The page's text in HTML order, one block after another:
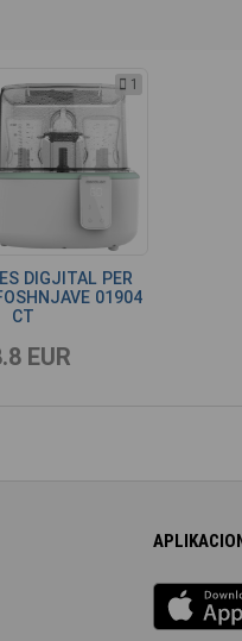
1
DIGJITAL PER
01904
CT
EUR
iOS
app